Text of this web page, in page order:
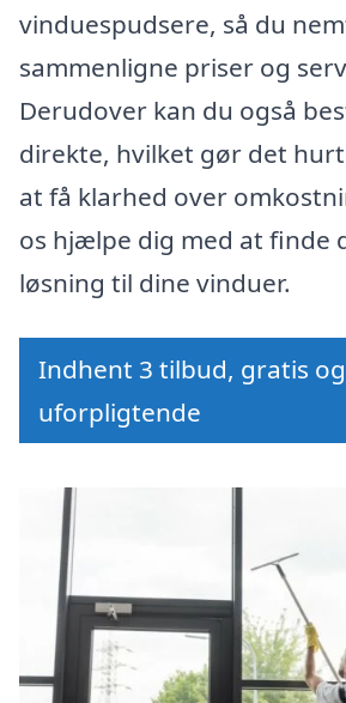
vinduespudsere, så du
sammenligne priser og
Derudover kan du også
direkte, hvilket gør det
at få klarhed over
os hjælpe dig med at finde
løsning til dine vinduer.
Indhent 3 tilbud, gratis og
uforpligtende